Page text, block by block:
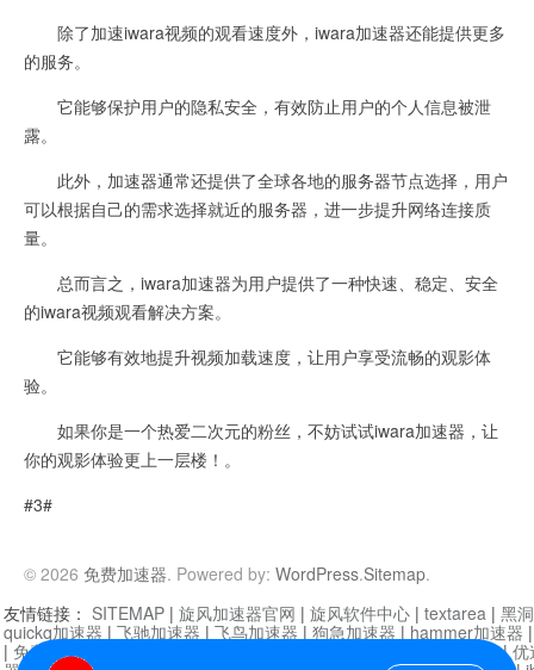
除了加速iwara视频的观看速度外，iwara加速器还能提供更多
的服务。
它能够保护用户的隐私安全，有效防止用户的个人信息被泄
露。
此外，加速器通常还提供了全球各地的服务器节点选择，用户
可以根据自己的需求选择就近的服务器，进一步提升网络连接质
量。
总而言之，iwara加速器为用户提供了一种快速、稳定、安全
的iwara视频观看解决方案。
它能够有效地提升视频加载速度，让用户享受流畅的观影体
验。
如果你是一个热爱二次元的粉丝，不妨试试iwara加速器，让
你的观影体验更上一层楼！。
#3#
© 2026 免费加速器. Powered by: WordPress.Sitemap.
友情链接： SITEMAP | 旋风加速器官网 | 旋风软件中心 | textarea | 黑
quickq加速器 | 飞驰加速器 | 飞鸟加速器 | 狗急加速器 | hammer加速器
| 免费vqn加速外网 迷雾通|优